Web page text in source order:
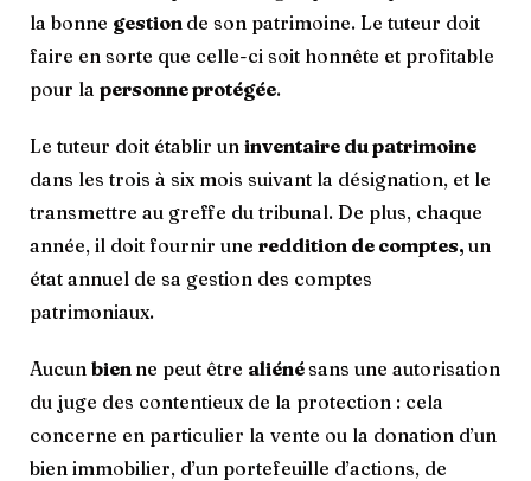
la bonne gestion de son patrimoine. Le tuteur doit
faire en sorte que celle-ci soit honnête et profitable
pour la personne protégée.
Le tuteur doit établir un inventaire du patrimoine
dans les trois à six mois suivant la désignation, et le
transmettre au greffe du tribunal. De plus, chaque
année, il doit fournir une reddition de comptes, un
état annuel de sa gestion des comptes
patrimoniaux.
Aucun bien ne peut être aliénésans une autorisation
du juge des contentieux de la protection : cela
concerne en particulier la vente ou la donation d’un
bien immobilier, d’un portefeuille d’actions, de